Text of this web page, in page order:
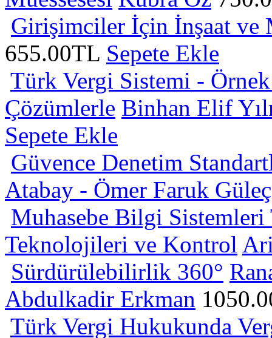
Girişimciler İçin İnşaat ve
655.00TL Sepete Ekle
Türk Vergi Sistemi -
Çözümlerle Binhan Elif
Sepete Ekle
Güvence Denetim
Atabay - Ömer Faruk Güleç
Muhasebe Bilgi
Teknolojileri ve Kontrol
Sürdürülebilirlik 360°
Abdulkadir Erkman
Türk Vergi Hukukunda